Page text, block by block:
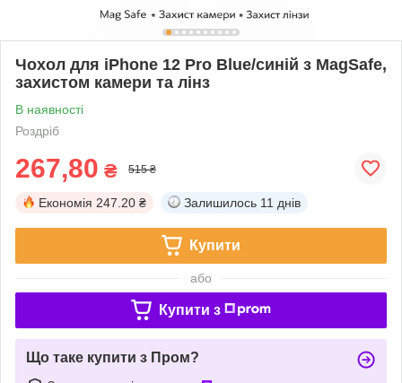
Чохол для iPhone 12 Pro Blue/синій з MagSafe,
захистом камери та лінз
В наявності
Роздріб
267,80 ₴ 515 ₴
Економія 247.20 ₴ Залишилось 11 днів
Купити
або
Купити з
Що таке купити з Пром?